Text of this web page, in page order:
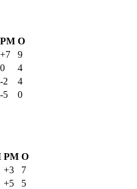
РМ О
+7
9
0
4
-2
4
-5
0
РМ О
+3
7
+5
5